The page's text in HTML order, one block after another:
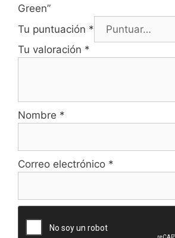
Green”
Tu puntuación *
Tu valoración *
Nombre *
Correo electrónico *